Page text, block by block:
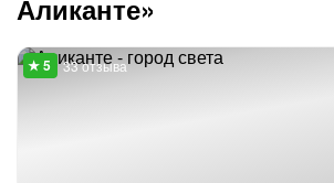
Аликанте»
33 отзыва